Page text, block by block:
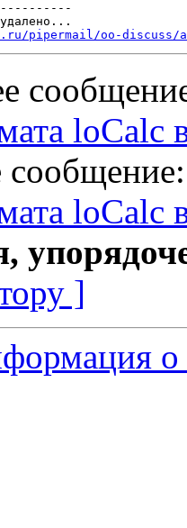
-----------
удалено...
oo-discuss/
loСalc
loСalc
]
о